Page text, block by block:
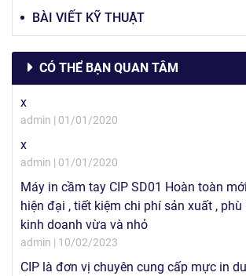
BÀI VIẾT KỸ THUẬT
CÓ THỂ BẠN QUAN TÂM
x
admin | 01/01/2020
x
admin | 01/01/2020
Máy in cầm tay CIP SD01 Hoàn toàn
hiện đại , tiết kiệm chi phí sản xuất ,
kinh doanh vừa và nhỏ
admin | 10/02/2023
CIP là đơn vị chuyên cung cấp mực in